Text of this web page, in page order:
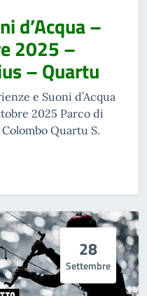
d’Acqua –
2025 –
– Quartu
e Suoni d’Acqua
2025 Parco di
Quartu S.
28
Settembre